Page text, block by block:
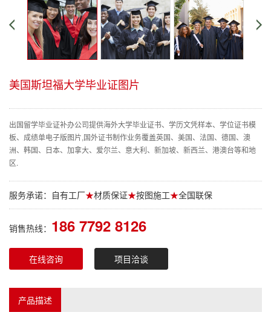
美国斯坦福大学毕业证图片
出国留学毕业证补办公司提供海外大学毕业证书、学历文凭样本、学位证书模
板、成绩单电子版图片,国外证书制作业务覆盖英国、美国、法国、德国、澳
洲、韩国、日本、加拿大、爱尔兰、意大利、新加坡、新西兰、港澳台等和地
区.
服务承诺：自有工厂★材质保证★按图施工★全国联保
销售热线： 186 7792 8126
在线咨询 项目洽谈
产品描述